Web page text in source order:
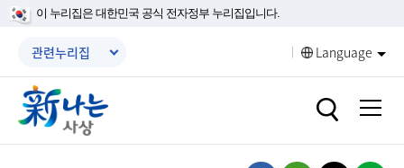
본문 바로가기
메인메뉴 바로가기
이 누리집은 대한민국 공식 전자정부 누리집입니다.
관련누리집 Language
열기
열기